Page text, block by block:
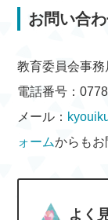
お問い合
教育委員会事務
電話番号：
メール：
ォームからもお
よく